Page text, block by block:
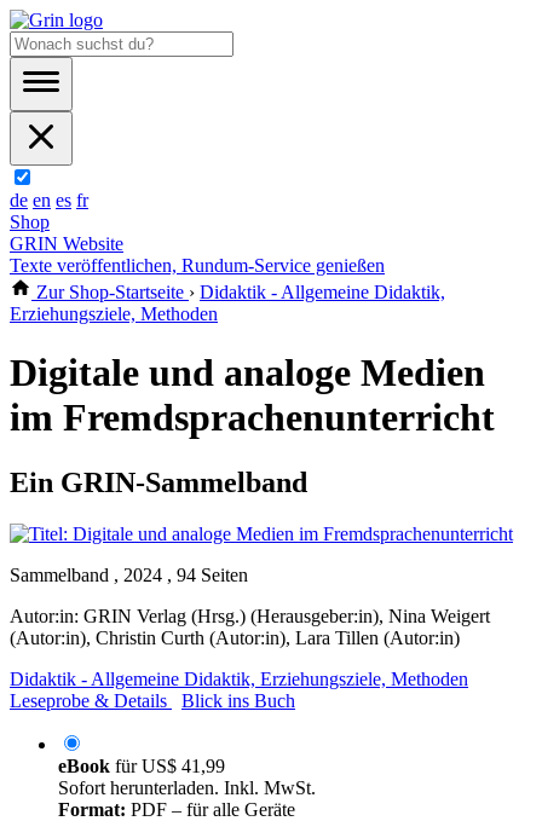
de en es fr
Shop
GRIN Website
Texte veröffentlichen, Rundum-Service genießen
Zur Shop-Startseite › Didaktik - Allgemeine Didaktik,
Erziehungsziele, Methoden
Digitale und analoge Medien
im Fremdsprachenunterricht
Ein GRIN-Sammelband
Sammelband , 2024 , 94 Seiten
Autor:in: GRIN Verlag (Hrsg.) (Herausgeber:in), Nina Weigert
(Autor:in), Christin Curth (Autor:in), Lara Tillen (Autor:in)
Didaktik - Allgemeine Didaktik, Erziehungsziele, Methoden
Leseprobe & Details
Blick ins Buch
eBook fürUS$ 41,99
Sofort herunterladen. Inkl. MwSt.
Format: PDF – für alle Geräte